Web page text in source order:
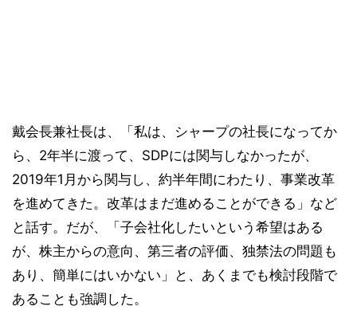
戴会長兼社長は、「私は、シャープの社長になってか
ら、2年半に渡って、SDPには関与しなかったが、
2019年1月から関与し、約半年間にわたり、事業改革
を進めてきた。改革はまだ進めることができる」など
と話す。だが、「子会社化したいという希望はある
が、株主からの意向、第三者の評価、独禁法の問題も
あり、簡単にはいかない」と、あくまでも検討段階で
あることも強調した。